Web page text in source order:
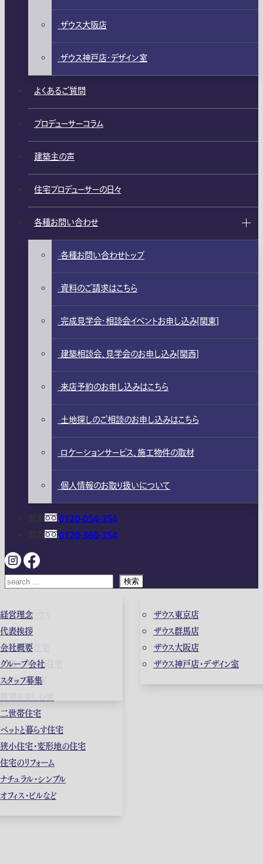
ガレージハウス
高級住宅
店舗併用住宅
和風モダンの住宅
中庭のある家
二世帯住宅
ペットと暮らす住宅
狭小住宅・変形地の住宅
住宅のリフォーム
ナチュラル・シンプル
オフィス・ビルなど
経営理念
代表挨拶
会社概要
グループ会社
スタッフ募集
ザウス東京店
ザウス群馬店
ザウス大阪店
ザウス神戸店・デザイン室
ザウス大阪店
ザウス神戸店・デザイン室
よくあるご質問
プロデューサーコラム
建築主の声
住宅プロデューサーの日々
各種お問い合わせ
各種お問い合わせトップ
資料のご請求はこちら
完成見学会・相談会イベントお申し込み[関東]
建築相談会、見学会のお申し込み[関西]
来店予約のお申し込みはこちら
土地探しのご相談のお申し込みはこちら
ロケーションサービス、施工物件の取材
個人情報のお取り扱いについて
0120-054-354
0120-360-354
検索